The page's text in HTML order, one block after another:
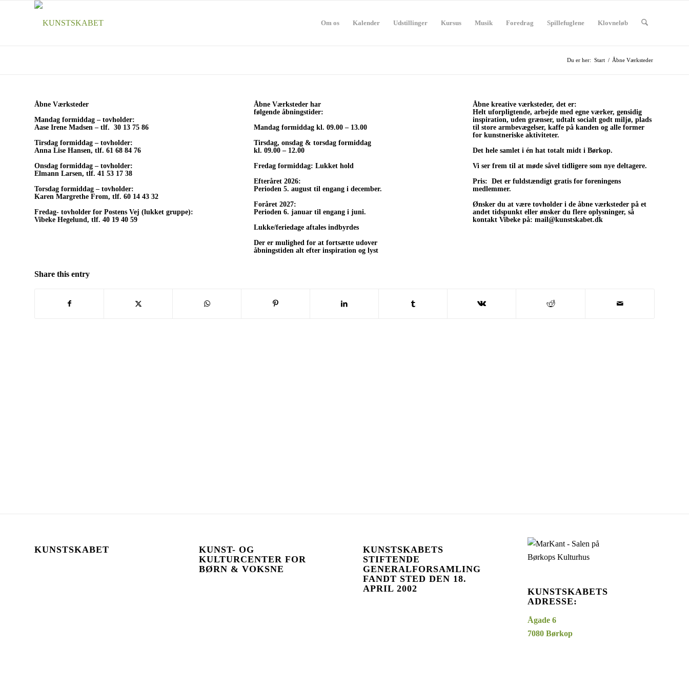
Om os Kalender Udstillinger Kursus Musik Foredrag Spillefuglene Klovneløb
Du er her: Start / Åbne Værksteder
Åbne Værksteder
Mandag formiddag – tovholder:
Aase Irene Madsen – tlf. 30 13 75 86
Tirsdag formiddag – tovholder:
Anna Lise Hansen, tlf. 61 68 84 76
Onsdag formiddag – tovholder:
Elmann Larsen, tlf. 41 53 17 38
Torsdag formiddag – tovholder:
Karen Margrethe From, tlf. 60 14 43 32
Fredag- tovholder for Postens Vej (lukket gruppe):
Vibeke Hegelund, tlf. 40 19 40 59
Åbne Værksteder har
følgende åbningstider:
Mandag formiddag kl. 09.00 – 13.00
Tirsdag, onsdag & torsdag formiddag
kl. 09.00 – 12.00
Fredag formiddag: Lukket hold
Efteråret 2026:
Perioden 5. august til engang i december.
Foråret 2027:
Perioden 6. januar til engang i juni.
Lukke/feriedage aftales indbyrdes
Der er mulighed for at fortsætte udover
åbningstiden alt efter inspiration og lyst
Åbne kreative værksteder, det er:
Helt uforpligtende, arbejde med egne værker, gensidig
inspiration, uden grænser, udtalt socialt godt miljø, plads
til store armbevægelser, kaffe på kanden og alle former
for kunstneriske aktiviteter.
Det hele samlet i én hat totalt midt i Børkop.
Vi ser frem til at møde såvel tidligere som nye deltagere.
Pris:Det er fuldstændigt gratis for foreningens
medlemmer.
Ønsker du at være tovholder i de åbne værksteder på et
andet tidspunkt eller ønsker du flere oplysninger, så
kontakt Vibeke på:mail@kunstskabet.dk
Share this entry
KUNSTSKABET
KUNST- OG
KULTURCENTER FOR
BØRN & VOKSNE
KUNSTSKABETS
STIFTENDE
GENERALFORSAMLING
FANDT STED DEN 18.
APRIL 2002
KUNSTSKABETS
ADRESSE:
Ågade 6
7080 Børkop